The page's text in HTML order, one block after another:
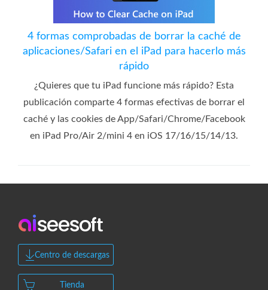
4 formas comprobadas de borrar la caché de
aplicaciones/Safari en el iPad para hacerlo más
rápido
¿Quieres que tu iPad funcione más rápido? Esta
publicación comparte 4 formas efectivas de borrar el
caché y las cookies de App/Safari/Chrome/Facebook
en iPad Pro/Air 2/mini 4 en iOS 17/16/15/14/13.
Centro de descargas
Tienda